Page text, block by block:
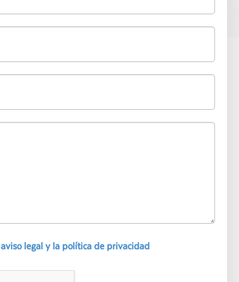
aviso legal y la política de privacidad